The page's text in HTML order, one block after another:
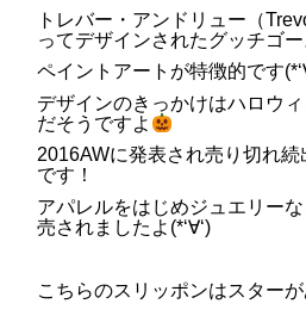
トレバー・アンドリュー（
ってデザインされたグッチゴー
ペイントアートが特徴的です
デザインのきっかけはハロウ
だそうですよ
2016AWに発表され売り切れ
です！
アパレルをはじめジュエリー
売されましたよ(*‘∀‘)
こちらのスリッポンはスター